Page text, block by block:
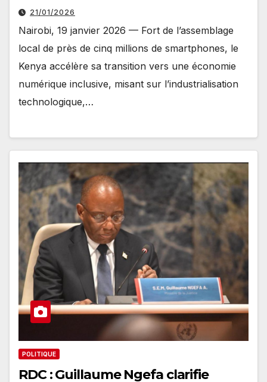
21/01/2026
Nairobi, 19 janvier 2026 — Fort de l’assemblage
local de près de cinq millions de smartphones, le
Kenya accélère sa transition vers une économie
numérique inclusive, misant sur l’industrialisation
technologique,…
POLITIQUE
RDC : Guillaume Ngefa clarifie